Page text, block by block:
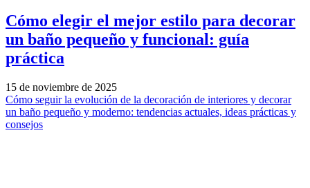
Cómo elegir el mejor estilo para decorar
un baño pequeño y funcional: guía
práctica
15 de noviembre de 2025
Cómo seguir la evolución de la decoración de interiores y decorar
un baño pequeño y moderno: tendencias actuales, ideas prácticas y
consejos